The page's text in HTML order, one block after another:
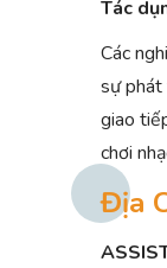
Tác
Các
sự phát
giao
chơi
Địa